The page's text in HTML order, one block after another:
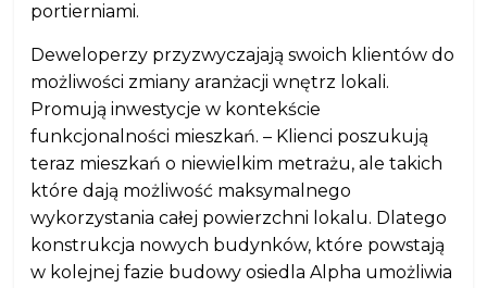
portierniami.
Deweloperzy przyzwyczajają swoich klientów do
możliwości zmiany aranżacji wnętrz lokali.
Promują inwestycje w kontekście
funkcjonalności mieszkań. – Klienci poszukują
teraz mieszkań o niewielkim metrażu, ale takich
które dają możliwość maksymalnego
wykorzystania całej powierzchni lokalu. Dlatego
konstrukcja nowych budynków, które powstają
w kolejnej fazie budowy osiedla Alpha umożliwia